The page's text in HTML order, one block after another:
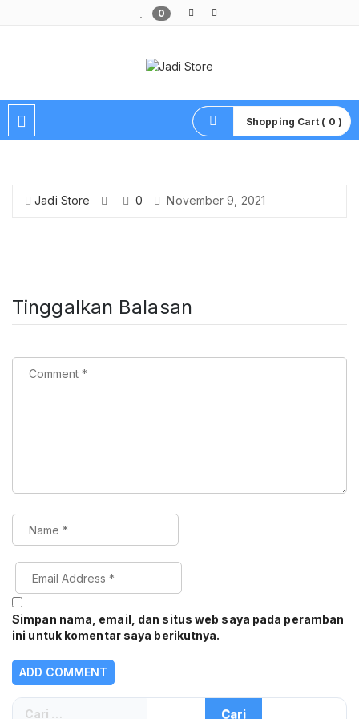
0
Shopping Cart ( 0 )
Jadi Store 0 November 9, 2021
Tinggalkan Balasan
Simpan nama, email, dan situs web saya pada peramban
ini untuk komentar saya berikutnya.
Cari